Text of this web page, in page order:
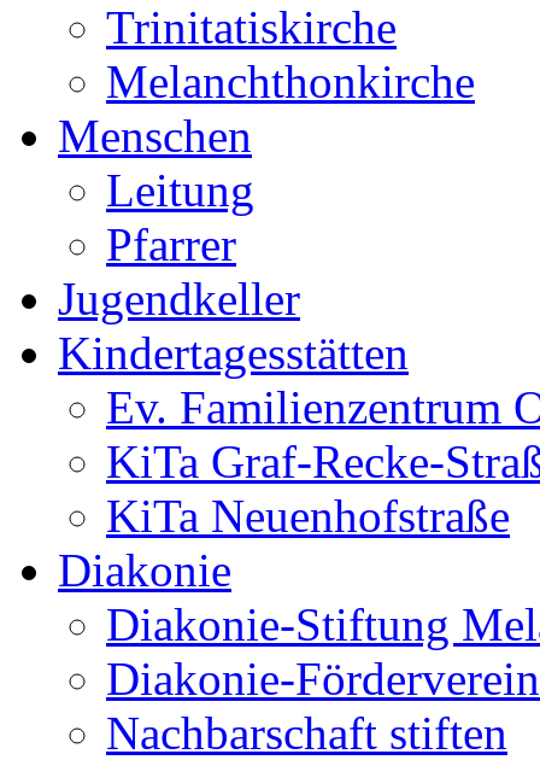
Trinitatiskirche
Melanchthonkirche
Menschen
Leitung
Pfarrer
Jugendkeller
Kindertagesstätten
Ev. Familienzentrum
KiTa Graf-Recke-
KiTa Neuenhofstraße
Diakonie
Diakonie-Stiftung
Diakonie-
Nachbarschaft stiften